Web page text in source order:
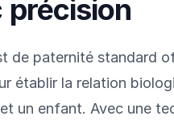
précision
de paternité standard
établir la relation
un enfant. Avec une